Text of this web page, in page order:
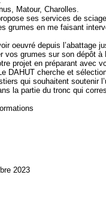
Matour, Charolles.
ses services de
grumes en me faisant
oeuvré depuis l’abattage
vos grumes sur son dépôt à
projet en préparant avec
DAHUT cherche et
qui souhaitent soutenir
la partie du tronc qui
2023